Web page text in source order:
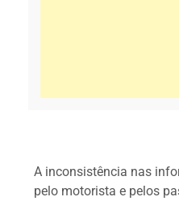
A inconsistência nas
pelo motorista e pelos